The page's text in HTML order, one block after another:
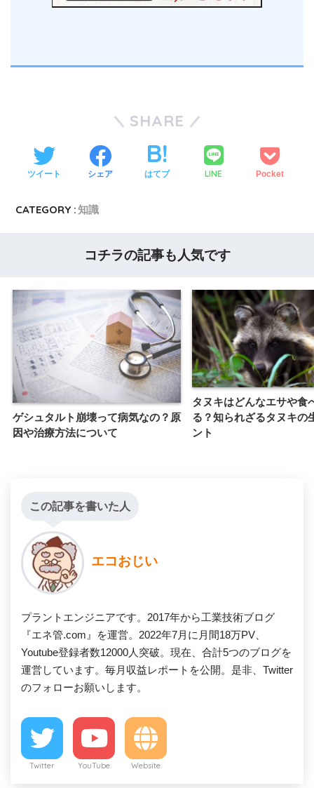
SHARE
ツイート シェア はてブ LINE Pocket
CATEGORY :知識
コチラの記事も人気です
ゲシュタルト崩壊って病気なの？原
因や治療方法について
タヌキはどんなエサや食
る？知られざるタヌキの
ント
この記事を書いた人
エコおじい
プラントエンジニアです。2017年から工業技術ブログ
『エネ管.com』を運営。2022年7月に月間18万PV、
Youtube登録者数12000人突破。現在、合計5つのブログを
運営しています。毎月収益レポートを公開。是非、Twitter
のフォローお願いします。
Twitter YouTube Website